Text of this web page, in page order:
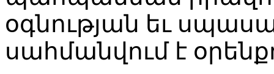
օգնության եւ
սահմանվում է